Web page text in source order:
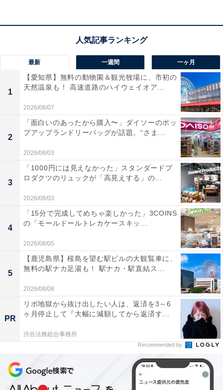
アクセス
所在地：大阪府大阪市西成区山王1-7-6
アクセス：大阪メトロ御堂筋線「動物園前駅」より徒歩
約5分、JR「新今宮駅」より徒歩約10分
料金
※サウナ利用料金は無料（衛生上、バスタオルの使用が
必須。貸しバスタオルは100円）
入浴料金：520円
宿泊可否
宿泊：不可（日帰り入浴施設のため）
あわせて読みたい
【大阪府の人気銭湯】「おふろや和光」は都
会の庭園露天風呂とサウナ無料が自慢の施設
最新 一週間 一ヶ月
1
【愛知県】無料の動物園＆観光牧場に、市初の
天然温泉も！ 高速道路のハイウェイオア...
2026/08/07
2
「面白いのあったから購入〜」ダイソーのポッ
プアップランドリーバッグが話題。“さま...
2026/08/03
3
「1000円には見えなかった」スタンダードプ
ロダクツのリュックが「高見えする」の...
2026/08/03
4
「15分で完成してめちゃ楽しかった」3COINS
の「モールドールトレカケースキッ...
2026/08/05
5
【鹿児島県】桜島を望む駅ビルの大観覧車に、
無料の駅ナカ足湯も！ 駅ナカ・駅直結ス...
2026/08/08
PR
リボ地獄から抜け出したい人は、返済を3～6
ヶ月停止して『大幅に減額してから返済す...
渋谷法務総合事務所
Recommended by